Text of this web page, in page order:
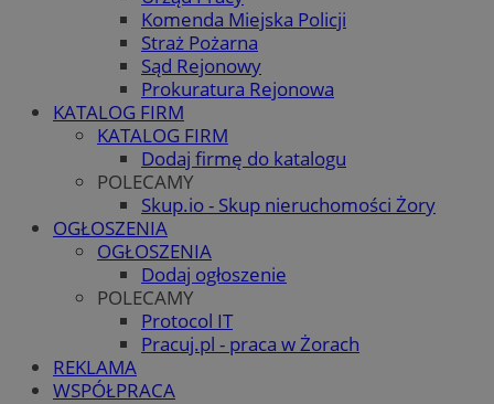
Komenda Miejska Policji
Straż Pożarna
Sąd Rejonowy
Prokuratura Rejonowa
KATALOG FIRM
KATALOG FIRM
Dodaj firmę do katalogu
POLECAMY
Skup.io - Skup nieruchomości Żory
OGŁOSZENIA
OGŁOSZENIA
Dodaj ogłoszenie
POLECAMY
Protocol IT
Pracuj.pl - praca w Żorach
REKLAMA
WSPÓŁPRACA